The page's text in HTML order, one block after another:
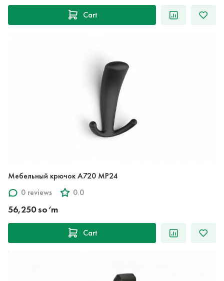
Cart
Мебельный крючок A720 MP24
0 reviews
0.0
56,250 so‘m
Cart